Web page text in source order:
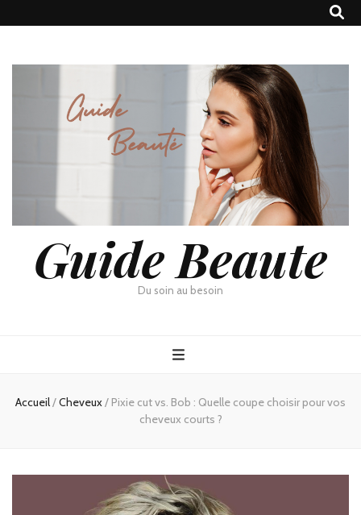
Guide Beaute
Du soin au besoin
Accueil/Cheveux/ Pixie cut vs. Bob : Quelle coupe choisir pour vos
cheveux courts ?